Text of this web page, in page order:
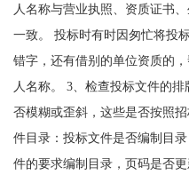
人名称与营业执照、资质证书
一致。 投标时有时因匆忙将投
错字，还有借别的单位资质的
人名称。 3、检查投标文件的
否模糊或歪斜，这些是否按照
件目录：投标文件是否编制目
件的要求编制目录，页码是否